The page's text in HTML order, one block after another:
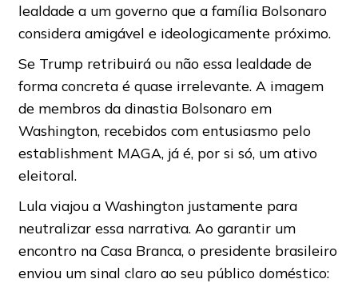
lealdade a um governo que a família Bolsonaro
considera amigável e ideologicamente próximo.
Se Trump retribuirá ou não essa lealdade de
forma concreta é quase irrelevante. A imagem
de membros da dinastia Bolsonaro em
Washington, recebidos com entusiasmo pelo
establishment MAGA, já é, por si só, um ativo
eleitoral.
Lula viajou a Washington justamente para
neutralizar essa narrativa. Ao garantir um
encontro na Casa Branca, o presidente brasileiro
enviou um sinal claro ao seu público doméstico: